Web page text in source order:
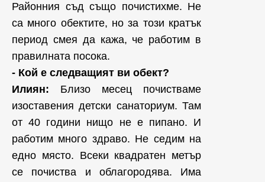
Районния съд също почистихме. Не
са много обектите, но за този кратък
период смея да кажа, че работим в
правилната посока.
- Кой е следващият ви обект?
Илиян: Близо месец почистваме
изоставения детски санаториум. Там
от 40 години нищо не е пипано. И
работим много здраво. Не седим на
едно място. Всеки квадратен метър
се почиства и облагородява. Има